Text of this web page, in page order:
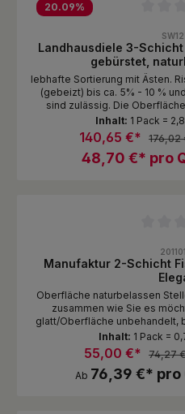
20.09%
Landhausdiele 3-
gebürstet,
lebhafte Sortierung mit Ästen.
(gebeizt) bis ca. 5% - 10 %
sind zulässig. Die
Oberfläche naturbelassen
Auf Wunsch
Farben gegen Mehrpreis
48,70 €* pro
140,65 €* 176,02
Inhalt: 1 Pack =
Manufaktur 2-Schicht
Oberfläche naturbelassen
zusammen wie Sie es
glatt/Oberfläche unbehandelt,
und
Ab 76,39 €*
55,00 €* 74,27
Inhalt: 1 Pack =